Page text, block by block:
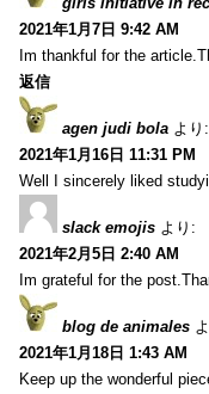
2021年1月7日 9:42 AM
Im thankful for the
返信
agen judi bola より:
2021年1月16日 11:31 PM
Well I sincerely liked
slack emojis より:
2021年2月5日 2:40 AM
Im grateful for the
blog de animales
2021年1月18日 1:43 AM
Keep up the wonderful